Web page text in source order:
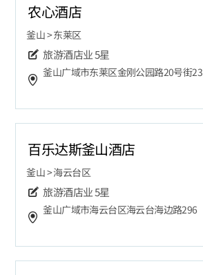
农心酒店
釜山 > 东莱区
旅游酒店业5星
釜山广域市东莱区金刚公园路20号街23
百乐达斯釜山酒店
釜山 > 海云台区
旅游酒店业5星
釜山广域市海云台区海云台海边路296